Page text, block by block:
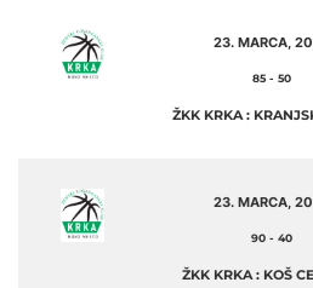
23. MARCA,
85 - 50
ŽKK KRKA :
23. MARCA,
90 - 40
ŽKK KRKA : KOŠ